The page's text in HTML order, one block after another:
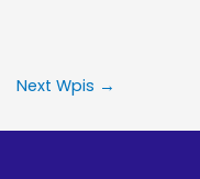
Next Wpis →